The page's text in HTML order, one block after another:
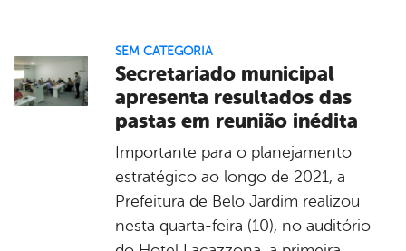
SEM CATEGORIA
Secretariado municipal
apresenta resultados das
pastas em reunião inédita
Importante para o planejamento
estratégico ao longo de 2021, a
Prefeitura de Belo Jardim realizou
nesta quarta-feira (10), no auditório